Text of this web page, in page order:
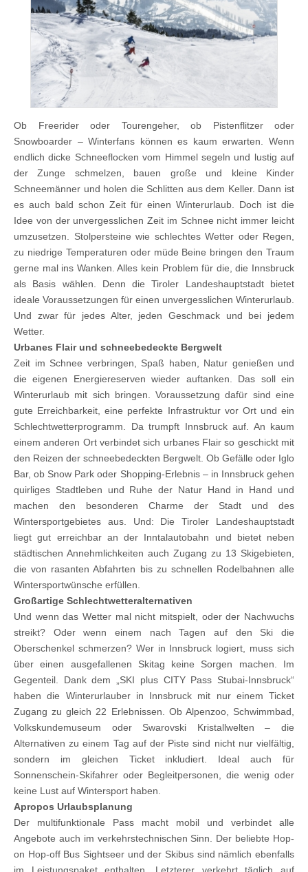
Ob Freerider oder Tourengeher, ob Pistenflitzer oder
Snowboarder – Winterfans können es kaum erwarten. Wenn
endlich dicke Schneeflocken vom Himmel segeln und lustig auf
der Zunge schmelzen, bauen große und kleine Kinder
Schneemänner und holen die Schlitten aus dem Keller. Dann ist
es auch bald schon Zeit für einen Winterurlaub. Doch ist die
Idee von der unvergesslichen Zeit im Schnee nicht immer leicht
umzusetzen. Stolpersteine wie schlechtes Wetter oder Regen,
zu niedrige Temperaturen oder müde Beine bringen den Traum
gerne mal ins Wanken. Alles kein Problem für die, die Innsbruck
als Basis wählen. Denn die Tiroler Landeshauptstadt bietet
ideale Voraussetzungen für einen unvergesslichen Winterurlaub.
Und zwar für jedes Alter, jeden Geschmack und bei jedem
Wetter.
Urbanes Flair und schneebedeckte Bergwelt
Zeit im Schnee verbringen, Spaß haben, Natur genießen und
die eigenen Energiereserven wieder auftanken. Das soll ein
Winterurlaub mit sich bringen. Voraussetzung dafür sind eine
gute Erreichbarkeit, eine perfekte Infrastruktur vor Ort und ein
Schlechtwetterprogramm. Da trumpft Innsbruck auf. An kaum
einem anderen Ort verbindet sich urbanes Flair so geschickt mit
den Reizen der schneebedeckten Bergwelt. Ob Gefälle oder Iglo
Bar, ob Snow Park oder Shopping-Erlebnis – in Innsbruck gehen
quirliges Stadtleben und Ruhe der Natur Hand in Hand und
machen den besonderen Charme der Stadt und des
Wintersportgebietes aus. Und: Die Tiroler Landeshauptstadt
liegt gut erreichbar an der Inntalautobahn und bietet neben
städtischen Annehmlichkeiten auch Zugang zu 13 Skigebieten,
die von rasanten Abfahrten bis zu schnellen Rodelbahnen alle
Wintersportwünsche erfüllen.
Großartige Schlechtwetteralternativen
Und wenn das Wetter mal nicht mitspielt, oder der Nachwuchs
streikt? Oder wenn einem nach Tagen auf den Ski die
Oberschenkel schmerzen? Wer in Innsbruck logiert, muss sich
über einen ausgefallenen Skitag keine Sorgen machen. Im
Gegenteil. Dank dem „SKI plus CITY Pass Stubai-Innsbruck“
haben die Winterurlauber in Innsbruck mit nur einem Ticket
Zugang zu gleich 22 Erlebnissen. Ob Alpenzoo, Schwimmbad,
Volkskundemuseum oder Swarovski Kristallwelten – die
Alternativen zu einem Tag auf der Piste sind nicht nur vielfältig,
sondern im gleichen Ticket inkludiert. Ideal auch für
Sonnenschein-Skifahrer oder Begleitpersonen, die wenig oder
keine Lust auf Wintersport haben.
Apropos Urlaubsplanung
Der multifunktionale Pass macht mobil und verbindet alle
Angebote auch im verkehrstechnischen Sinn. Der beliebte Hop-
on Hop-off Bus Sightseer und der Skibus sind nämlich ebenfalls